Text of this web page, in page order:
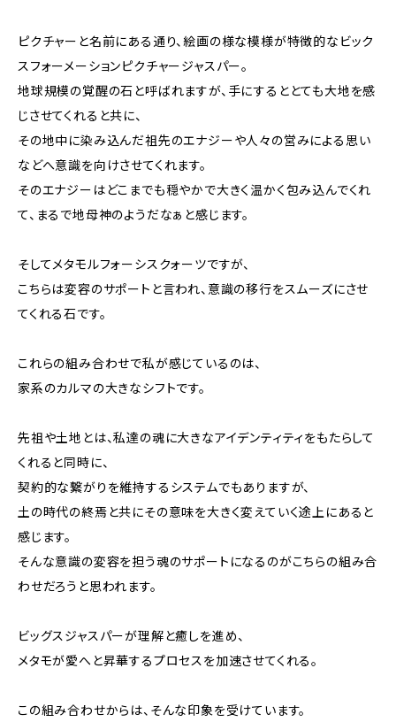
ピクチャーと名前にある通り、絵画の様な模様が特徴的なビック
スフォーメーションピクチャージャスパー。
地球規模の覚醒の石と呼ばれますが、手にするととても大地を感
じさせてくれると共に、
その地中に染み込んだ祖先のエナジーや人々の営みによる思い
などへ意識を向けさせてくれます。
そのエナジーはどこまでも穏やかで大きく温かく包み込んでくれ
て、まるで地母神のようだなぁと感じます。
そしてメタモルフォーシスクォーツですが、
こちらは変容のサポートと言われ、意識の移行をスムーズにさせ
てくれる石です。
これらの組み合わせで私が感じているのは、
家系のカルマの大きなシフトです。
先祖や土地とは、私達の魂に大きなアイデンティティをもたらして
くれると同時に、
契約的な繋がりを維持するシステムでもありますが、
土の時代の終焉と共にその意味を大きく変えていく途上にあると
感じます。
そんな意識の変容を担う魂のサポートになるのがこちらの組み合
わせだろうと思われます。
ビッグスジャスパーが理解と癒しを進め、
メタモが愛へと昇華するプロセスを加速させてくれる。
この組み合わせからは、そんな印象を受けています。